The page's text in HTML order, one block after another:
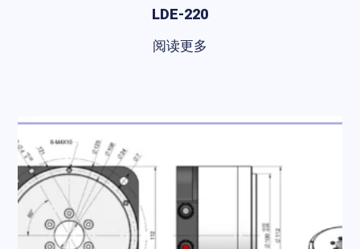
LDE-220
阅读更多